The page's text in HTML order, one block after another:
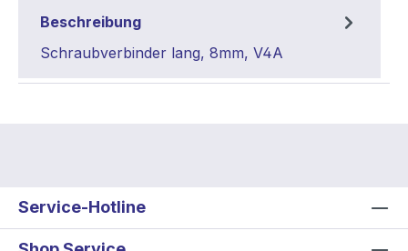
Beschreibung
Schraubverbinder lang, 8mm, V4A
Service-Hotline